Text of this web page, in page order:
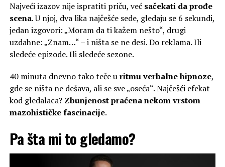
Najveći izazov nije ispratiti priču, već sačekati da prođe
scena. U njoj, dva lika najčešće sede, gledaju se 6 sekundi,
jedan izgovori: „Moram da ti kažem nešto“, drugi
uzdahne: „Znam…“ – i ništa se ne desi. Do reklama. Ili
sledeće epizode. Ili sledeće sezone.
40 minuta dnevno tako teče uritmu verbalne hipnoze,
gde se ništa ne dešava, ali se sve „oseća“. Najčešći efekat
kod gledalaca? Zbunjenost praćena nekom vrstom
mazohističke fascinacije.
Pa šta mi to gledamo?